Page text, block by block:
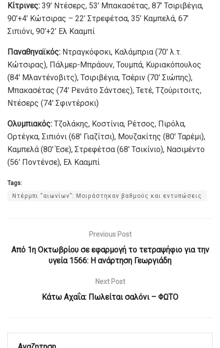
Κίτρινες: 39’ Ντέσερς, 53’ Μπακασέτας, 87’ Τσιριβέγια,
90’+4’ Κώτσιρας – 22’ Στρεφέτσα, 35’ Καμπελά, 67’
Σιπιόνι, 90’+2’ Ελ Κααμπί
Παναθηναϊκός: Ντραγκόφσκι, Καλάμπρια (70′ λ.τ.
Κώτσιρας), Πάλμερ-Μπράουν, Τουμπά, Κυριακόπουλος
(84′ Μλαντένοβιτς), Τσιριβέγια, Τσέριν (70′ Σιώπης),
Μπακασέτας (74′ Ρενάτο Σάντσες), Τετέ, Τζούριτσιτς,
Ντέσερς (74′ Σφιντέρσκι)
Ολυμπιακός: Τζολάκης, Κοστίνια, Ρέτσος, Πιρόλα,
Ορτέγκα, Σιπιόνι (68′ Γιαζίτσι), Μουζακίτης (80′ Ταρέμι),
Καμπελά (80′ Έσε), Στρεφέτσα (68′ Τσικίνιο), Νασιμέντο
(56′ Ποντένσε), Ελ Κααμπί
Tags:
Ντέρμπι “αιωνίων”: Μοιράστηκαν βαθμούς και εντυπώσεις
Previous Post
Από 1η Οκτωβρίου σε εφαρμογή το τετραψήφιο για την
υγεία 1566: Η ανάρτηση Γεωργιάδη
Next Post
Κάτω Αχαΐα: Πωλείται σαλόνι – ΦΩΤΟ